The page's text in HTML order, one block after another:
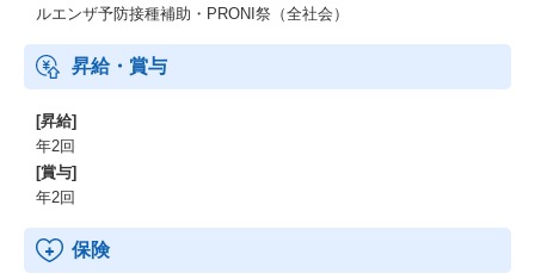
ルエンザ予防接種補助・PRONI祭（全社会）
昇給・賞与
[昇給]
年2回
[賞与]
年2回
保険